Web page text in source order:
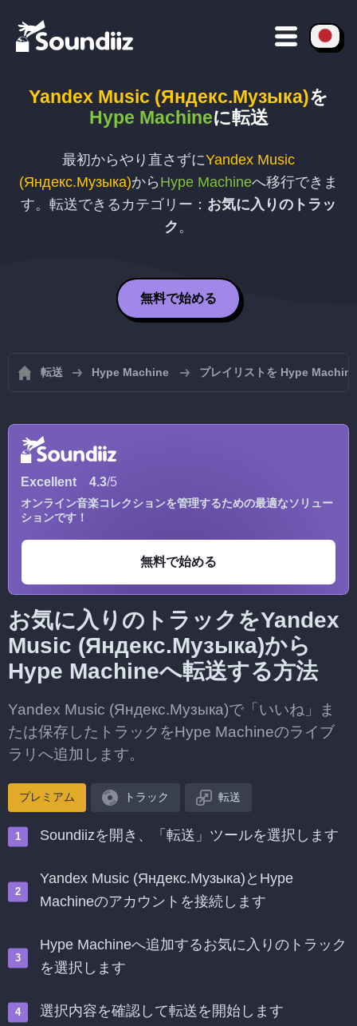
Yandex Music (Яндекс.Музыка)を
Hype Machineに転送
最初からやり直さずにYandex Music
(Яндекс.Музыка)から Hype Machineへ移行できま
す。転送できるカテゴリー： お気に入りのトラッ
ク。
無料で始める
転送 Hype Machine プレイリストを Hype
Excellent 4.3/5
オンライン音楽コレクションを管理するための最適なソリュー
ションです！
無料で始める
お気に入りのトラックをYandex
Music (Яндекс.Музыка)から
Hype Machineへ転送する方法
Yandex Music (Яндекс.Музыка)で「いいね」ま
たは保存したトラックをHype Machineのライブ
ラリへ追加します。
プレミアム トラック 転送
Soundiizを開き、「転送」ツールを選択します
Yandex Music (Яндекс.Музыка)とHype
Machineのアカウントを接続します
Hype Machineへ追加するお気に入りのトラック
を選択します
選択内容を確認して転送を開始します